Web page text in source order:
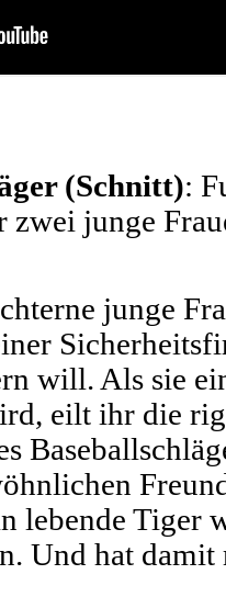
(Schnitt):
zwei junge
junge
will. Als sie
eilt ihr die
lebende
Und hat